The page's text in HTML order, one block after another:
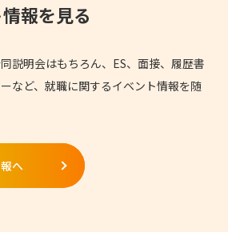
報を見る
説明会はもちろん、ES、面接、履歴書
など、就職に関するイベント情報を随
へ